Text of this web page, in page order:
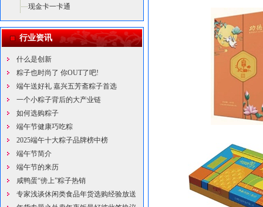
现金卡一卡通
行业资讯
什么是创新
粽子也时尚了 你OUT了吧!
端午送好礼 嘉兴五芳斋粽子首选
一个小粽子背后的大产业链
如何选购粽子
端午节健康巧吃粽
2025端午十大粽子品牌榜中榜
端午节简介
端午节的来历
咸鸭蛋“傍上”粽子热销
专家浅谈休闲类食品年货选购经验放送